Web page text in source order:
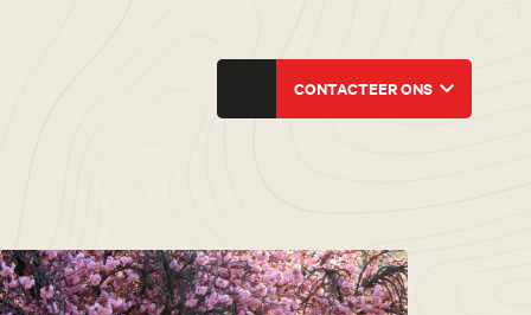
CONTACTEER ONS